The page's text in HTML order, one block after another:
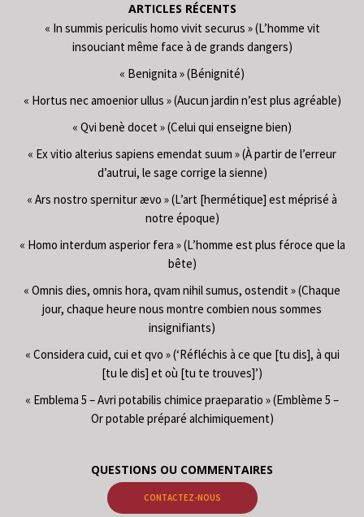
ARTICLES RÉCENTS
« In summis periculis homo vivit securus » (L’homme vit
insouciant même face à de grands dangers)
« Benignita » (Bénignité)
« Hortus nec amoenior ullus » (Aucun jardin n’est plus agréable)
« Qvi benè docet » (Celui qui enseigne bien)
« Ex vitio alterius sapiens emendat suum » (À partir de l’erreur
d’autrui, le sage corrige la sienne)
« Ars nostro spernitur ævo » (L’art [hermétique] est méprisé à
notre époque)
« Homo interdum asperior fera » (L’homme est plus féroce que la
bête)
« Omnis dies, omnis hora, qvam nihil sumus, ostendit » (Chaque
jour, chaque heure nous montre combien nous sommes
insignifiants)
« Considera cuid, cui et qvo » (‘Réfléchis à ce que [tu dis], à qui
[tu le dis] et où [tu te trouves]’)
« Emblema 5 – Avri potabilis chimice praeparatio » (Emblème 5 –
Or potable préparé alchimiquement)
QUESTIONS OU COMMENTAIRES
CONTACTEZ-NOUS